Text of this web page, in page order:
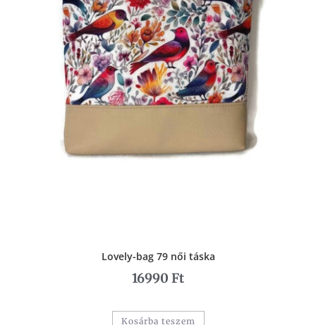
Lovely-bag 79 női táska
16990 Ft
Kosárba teszem